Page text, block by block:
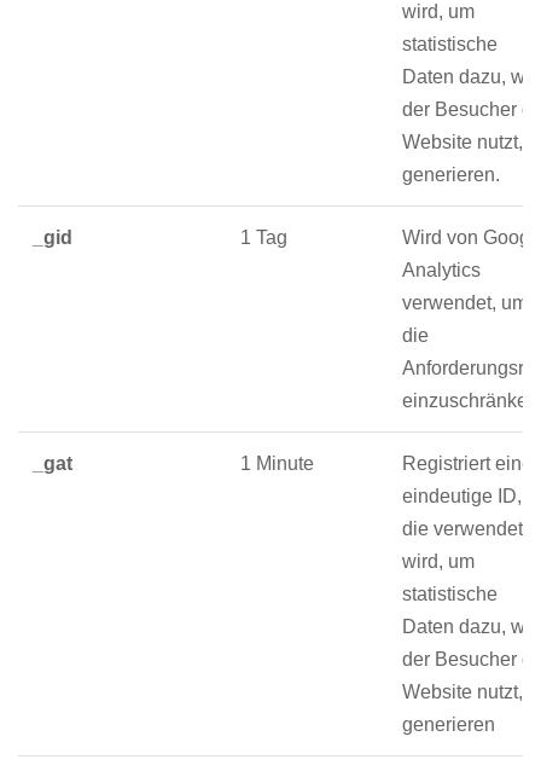
wird, um
statistische
Daten dazu, wie
der Besucher
Website nutzt,
generieren.
_gid 1 Tag
Wird von
Analytics
verwendet, um
die
einzuschränken
_gat 1 Minute
Registriert eine
eindeutige ID,
die verwendet
wird, um
statistische
Daten dazu, wie
der Besucher
Website nutzt,
generieren